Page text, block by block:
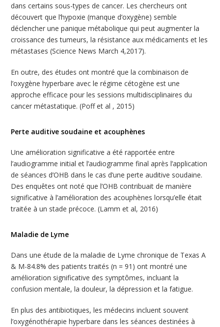
dans certains sous-types de cancer. Les chercheurs ont
découvert que l’hypoxie (manque d’oxygène) semble
déclencher une panique métabolique qui peut augmenter la
croissance des tumeurs, la résistance aux médicaments et les
métastases (Science News March 4,2017).
En outre, des études ont montré que la combinaison de
l’oxygène hyperbare avec le régime cétogène est une
approche efficace pour les sessions multidisciplinaires du
cancer métastatique. (Poff et al , 2015)
Perte auditive soudaine et acouphènes
Une amélioration significative a été rapportée entre
l’audiogramme initial et l’audiogramme final après l’application
de séances d’OHB dans le cas d’une perte auditive soudaine.
Des enquêtes ont noté que l’OHB contribuait de manière
significative à l’amélioration des acouphènes lorsqu’elle était
traitée à un stade précoce. (Lamm et al, 2016)
Maladie de Lyme
Dans une étude de la maladie de Lyme chronique de Texas A
& M-84.8% des patients traités (n = 91) ont montré une
amélioration significative des symptômes, incluant la
confusion mentale, la douleur, la dépression et la fatigue.
En plus des antibiotiques, les médecins incluent souvent
l’oxygénothérapie hyperbare dans les séances destinées à